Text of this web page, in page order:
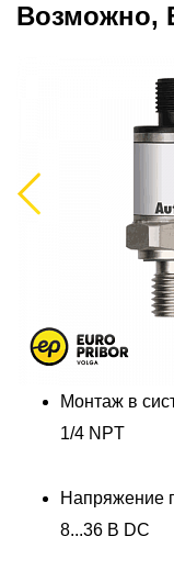
Возможно,
Previous
Монтаж в
1/4 NPT
Напряжение
8...36 В DC